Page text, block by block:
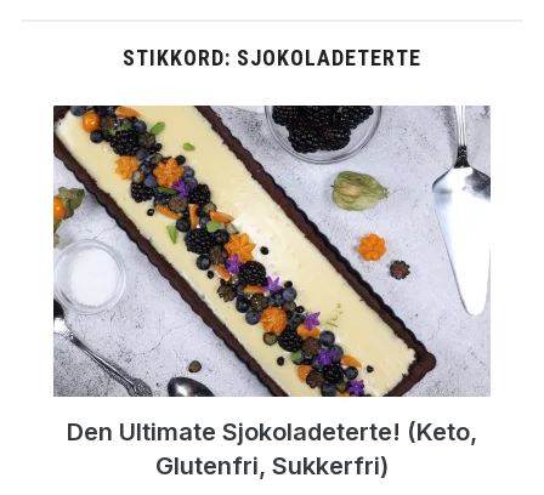
STIKKORD: SJOKOLADETERTE
Den Ultimate Sjokoladeterte! (Keto,
Glutenfri, Sukkerfri)